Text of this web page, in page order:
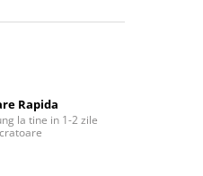
Rapida
la tine in 1-2 zile